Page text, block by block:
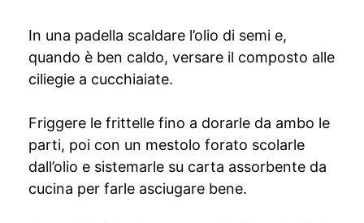
In una padella scaldare l’olio di semi e,
quando è ben caldo, versare il composto alle
ciliegie a cucchiaiate.
Friggere le frittelle fino a dorarle da ambo le
parti, poi con un mestolo forato scolarle
dall’olio e sistemarle su carta assorbente da
cucina per farle asciugare bene.